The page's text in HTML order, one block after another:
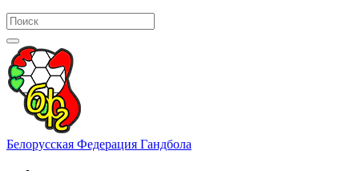
Белорусская Федерация Гандбола